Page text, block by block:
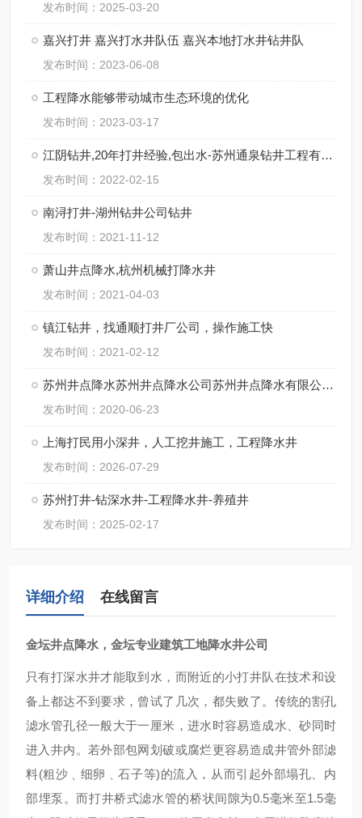
发布时间：2025-03-20
嘉兴打井 嘉兴打水井队伍 嘉兴本地打水井钻井队
发布时间：2023-06-08
工程降水能够带动城市生态环境的优化
发布时间：2023-03-17
江阴钻井,20年打井经验,包出水-苏州通泉钻井工程有限公司
发布时间：2022-02-15
南浔打井-湖州钻井公司钻井
发布时间：2021-11-12
萧山井点降水,杭州机械打降水井
发布时间：2021-04-03
镇江钻井，找通顺打井厂公司，操作施工快
发布时间：2021-02-12
苏州井点降水苏州井点降水公司苏州井点降水有限公司通泉降水公司
发布时间：2020-06-23
上海打民用小深井，人工挖井施工，工程降水井
发布时间：2026-07-29
苏州打井-钻深水井-工程降水井-养殖井
发布时间：2025-02-17
详细介绍 在线留言
金坛井点降水，金坛专业建筑工地降水井公司
只有打深水井才能取到水，而附近的小打井队在技术和设
备上都达不到要求，曾试了几次，都失败了。传统的割孔
滤水管孔径一般大于一厘米，进水时容易造成水、砂同时
进入井内。若外部包网划破或腐烂更容易造成井管外部滤
料(粗沙﹑细卵﹑石子等)的流入，从而引起外部塌孔、内
部埋泵。而打井桥式滤水管的桥状间隙为0.5毫米至1.5毫